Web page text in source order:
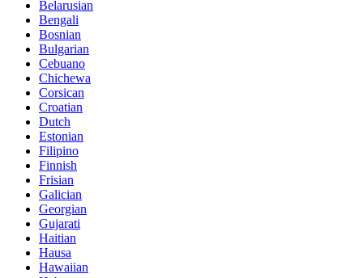
Belarusian
Bengali
Bosnian
Bulgarian
Cebuano
Chichewa
Corsican
Croatian
Dutch
Estonian
Filipino
Finnish
Frisian
Galician
Georgian
Gujarati
Haitian
Hausa
Hawaiian